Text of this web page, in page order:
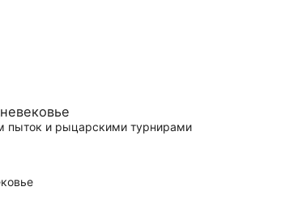
пыток и рыцарскими турнирами